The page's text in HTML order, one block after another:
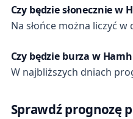
Czy będzie słonecznie w
Na słońce można liczyć
Czy będzie burza w
W najbliższych dniach
Sprawdź prognozę